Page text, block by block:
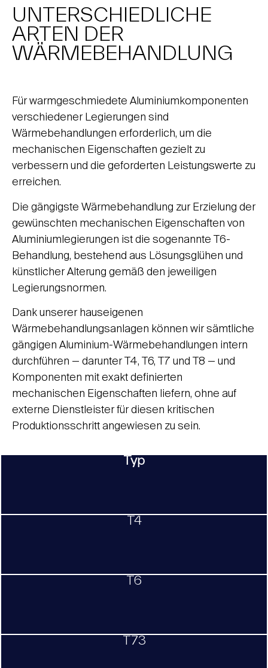
UNTERSCHIEDLICHE
ARTEN DER
WÄRMEBEHANDLUNG
Für warmgeschmiedete Aluminiumkomponenten
verschiedener Legierungen sind
Wärmebehandlungen erforderlich, um die
mechanischen Eigenschaften gezielt zu
verbessern und die geforderten Leistungswerte zu
erreichen.
Die gängigste Wärmebehandlung zur Erzielung der
gewünschten mechanischen Eigenschaften von
Aluminiumlegierungen ist die sogenannte T6-
Behandlung, bestehend aus Lösungsglühen und
künstlicher Alterung gemäß den jeweiligen
Legierungsnormen.
Dank unserer hauseigenen
Wärmebehandlungsanlagen können wir sämtliche
gängigen Aluminium-Wärmebehandlungen intern
durchführen — darunter T4, T6, T7 und T8 — und
Komponenten mit exakt definierten
mechanischen Eigenschaften liefern, ohne auf
externe Dienstleister für diesen kritischen
Produktionsschritt angewiesen zu sein.
Typ
T4
T6
T73